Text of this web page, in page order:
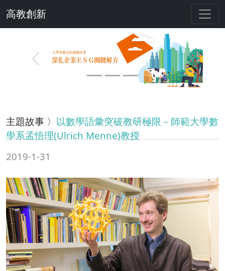
高教創新
Previous Next
主題故事 〉 以數學語彙突破教研極限－師範大學數
學系孟悟理(Ulrich Menne)教授
2019-1-31